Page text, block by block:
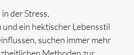
der Stress,
ein hektischer Lebensstil
suchen immer mehr